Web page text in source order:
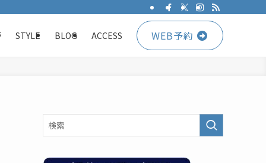
STYLE BLOG ACCESS WEB予約